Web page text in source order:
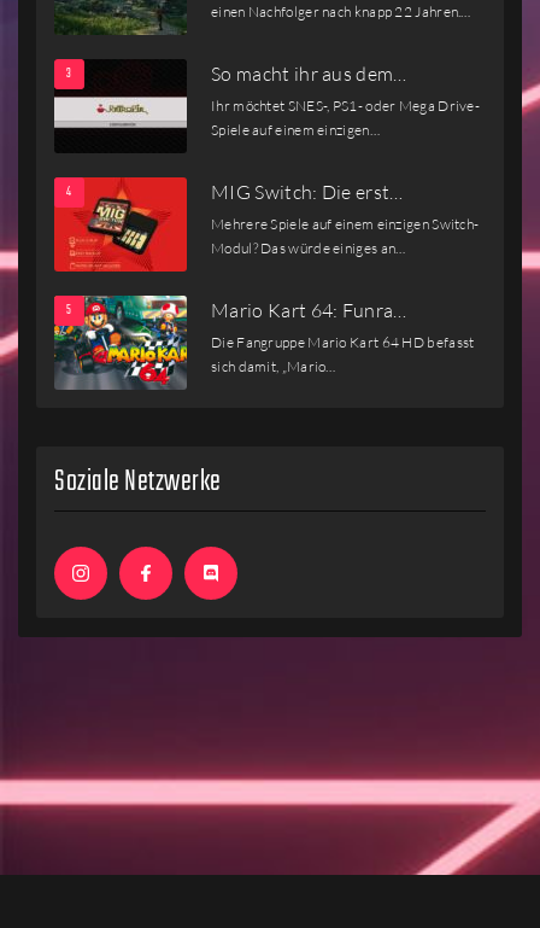
einen Nachfolger nach knapp 22 Jahren.…
So macht ihr aus dem…
Ihr möchtet SNES-, PS1- oder Mega Drive-
Spiele auf einem einzigen…
MIG Switch: Die erst…
Mehrere Spiele auf einem einzigen Switch-
Modul? Das würde einiges an…
Mario Kart 64: Funra…
Die Fangruppe Mario Kart 64 HD befasst
sich damit, „Mario…
Soziale Netzwerke